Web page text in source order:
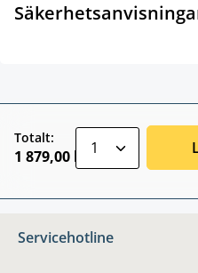
Totalt:
1 879,00 kr
Servicehotline